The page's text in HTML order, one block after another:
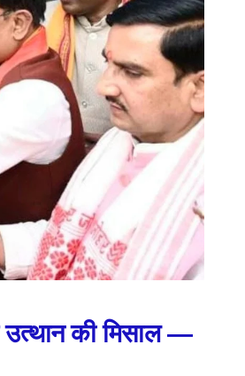
उत्थान की मिसाल —